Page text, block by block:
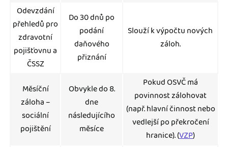
Odevzdání
přehledů pro
zdravotní
pojišťovnu a
ČSSZ
Do 30 dnů po
podání
daňového
přiznání
Slouží k výpočtu nových
záloh.
Měsíční
záloha –
sociální
pojištění
Obvykle do 8.
dne
následujícího
měsíce
Pokud OSVČ má
povinnost zálohovat
(např. hlavní činnost nebo
vedlejší po překročení
hranice). (VZP)